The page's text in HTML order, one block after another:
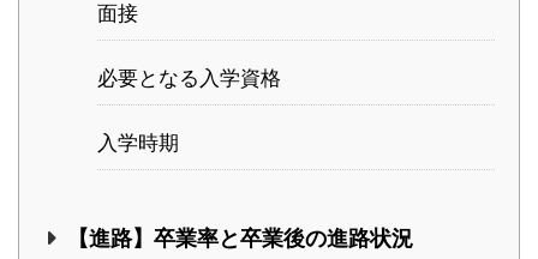
面接
必要となる入学資格
入学時期
【進路】卒業率と卒業後の進路状況